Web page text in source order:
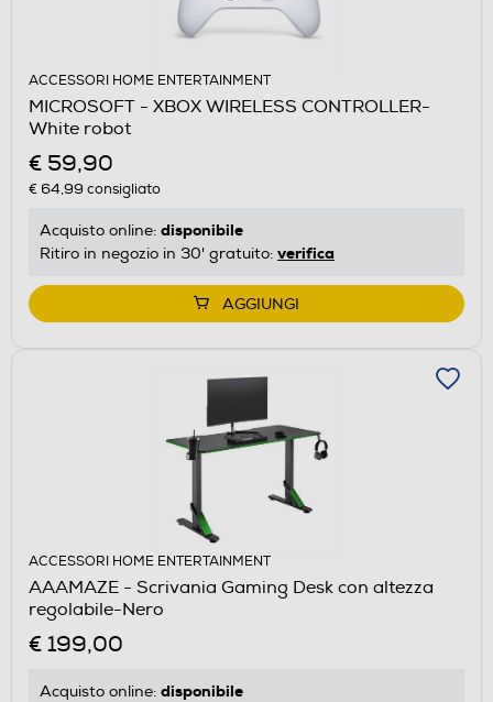
ACCESSORI HOME ENTERTAINMENT
MICROSOFT - XBOX WIRELESS CONTROLLER-
White robot
€ 59,90
€ 64,99 consigliato
Acquisto online: disponibile
Ritiro in negozio in 30' gratuito: verifica
AGGIUNGI
ACCESSORI HOME ENTERTAINMENT
AAAMAZE - Scrivania Gaming Desk con altezza
regolabile-Nero
€ 199,00
Acquisto online: disponibile